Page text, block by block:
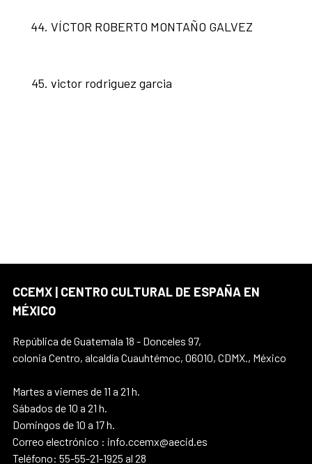
VÍCTOR ROBERTO MONTAÑO GALVEZ
victor rodriguez garcia
CCEMX | CENTRO CULTURAL DE ESPAÑA EN
MÉXICO
República de Guatemala 18 - Donceles 97,
colonia Centro, alcaldía Cuauhtémoc, 06010, CDMX., México
Martes a viernes de 11 a 21 h.
Sábados de 10 a 21 h.
Domingos de 10 a 17 h.
Correo electrónico : info.ccemx@aecid.es
Teléfono: 55-55-21-1925 al 28